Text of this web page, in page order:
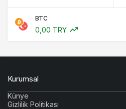
BTC
0,00 TRY
Kurumsal
Künye
Gizlilik Politikası